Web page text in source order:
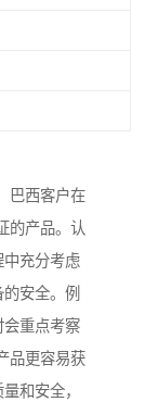
巴西客户在
的产品。认
中充分考虑
安全。例
会重点考察
品更容易获
和安全，